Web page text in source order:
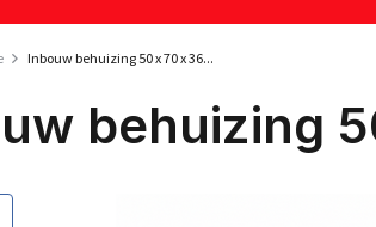
Inbouw behuizing 50 x 70 x 36...
behuizing